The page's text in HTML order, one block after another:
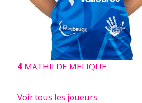
4 MATHILDE MELIQUE
Voir tous les joueurs